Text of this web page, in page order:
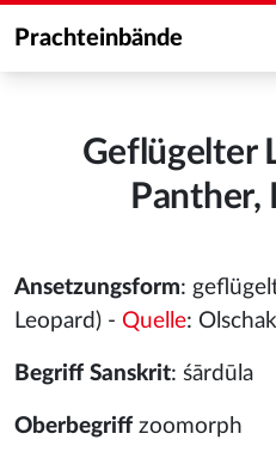
Prachteinbände
Geflügelter
Panther,
Ansetzungsform:
Leopard) - Quelle:
Begriff Sanskrit: śārdūla
Oberbegriff zoomorph